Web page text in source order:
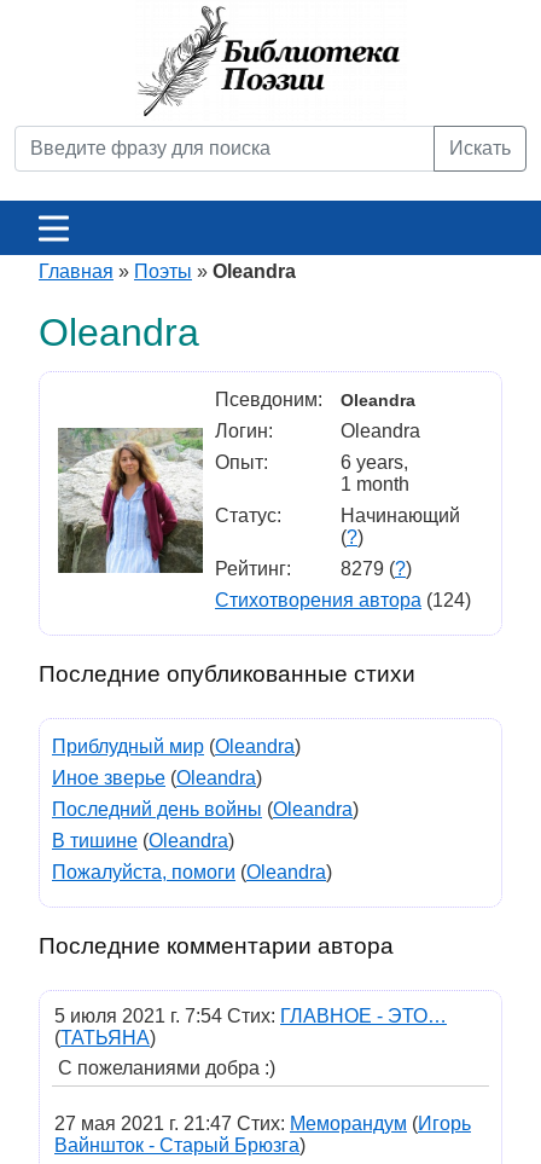
Искать
Главная » Поэты » Oleandra
Oleandra
Псевдоним: Oleandra
Логин:
Oleandra
Опыт:
6 years,
1 month
Статус:
Начинающий
(?)
Рейтинг:
8279 (?)
Стихотворения автора (124)
Последние опубликованные стихи
Приблудный мир (Oleandra)
Иное зверье (Oleandra)
Последний день войны (Oleandra)
В тишине (Oleandra)
Пожалуйста, помоги (Oleandra)
Последние комментарии автора
5 июля 2021 г. 7:54 Стих: ГЛАВНОЕ - ЭТО…
(ТАТЬЯНА)
С пожеланиями добра :)
27 мая 2021 г. 21:47 Стих: Меморандум (Игорь
Вайншток - Старый Брюзга)